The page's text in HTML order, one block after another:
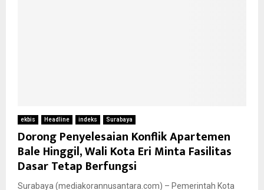
ekbis Headline indeks Surabaya
Dorong Penyelesaian Konflik Apartemen
Bale Hinggil, Wali Kota Eri Minta Fasilitas
Dasar Tetap Berfungsi
Surabaya (mediakorannusantara.com) – Pemerintah Kota